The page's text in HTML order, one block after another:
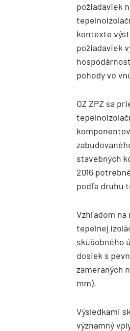
požiadaviek
kontexte
požiadaviek
pohody vo
OZ ZPZ sa
stavebných
2016
podľa druhu
Vzhľadom na
tepelnej
skúšobného
dosiek s
zameraných
mm).
Výsledkami
významný